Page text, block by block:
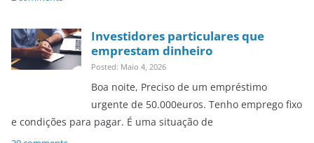
Investidores particulares que
emprestam dinheiro
Posted: Maio 4, 2026
Boa noite, Preciso de um empréstimo
urgente de 50.000euros. Tenho emprego fixo
e condições para pagar. É uma situação de